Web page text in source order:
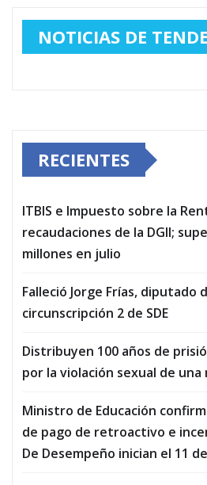
NOTICIAS DE
RECIENTES
ITBIS e Impuesto sobre la
recaudaciones de la DGII;
millones en julio
Falleció Jorge Frías, diputado
circunscripción 2 de SDE
Distribuyen 100 años de
por la violación sexual de una
Ministro de Educación
de pago de retroactivo e
De Desempeño inician el 11